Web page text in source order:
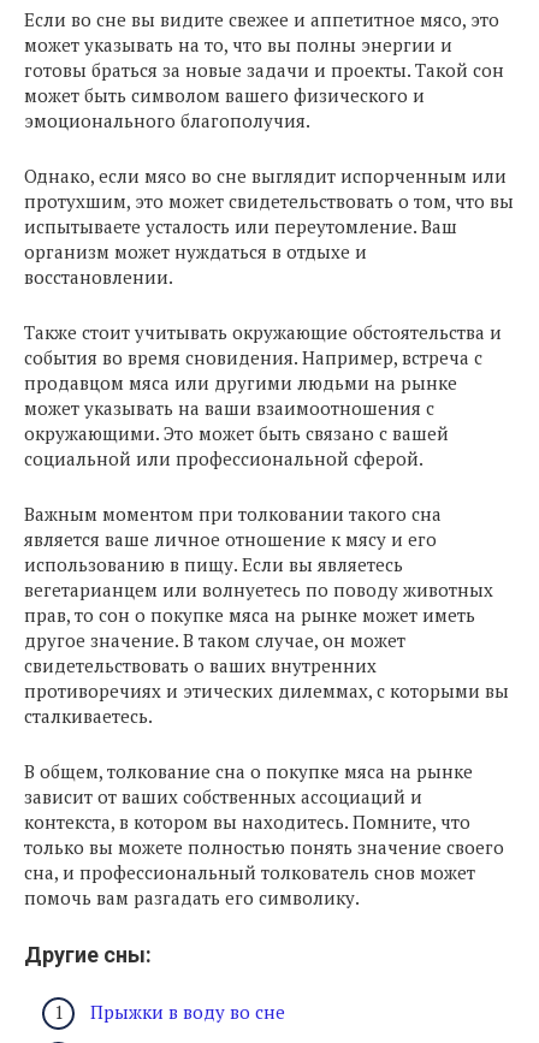
Если во сне вы видите свежее и аппетитное мясо, это
может указывать на то, что вы полны энергии и
готовы браться за новые задачи и проекты. Такой сон
может быть символом вашего физического и
эмоционального благополучия.
Однако, если мясо во сне выглядит испорченным или
протухшим, это может свидетельствовать о том, что вы
испытываете усталость или переутомление. Ваш
организм может нуждаться в отдыхе и
восстановлении.
Также стоит учитывать окружающие обстоятельства и
события во время сновидения. Например, встреча с
продавцом мяса или другими людьми на рынке
может указывать на ваши взаимоотношения с
окружающими. Это может быть связано с вашей
социальной или профессиональной сферой.
Важным моментом при толковании такого сна
является ваше личное отношение к мясу и его
использованию в пищу. Если вы являетесь
вегетарианцем или волнуетесь по поводу животных
прав, то сон о покупке мяса на рынке может иметь
другое значение. В таком случае, он может
свидетельствовать о ваших внутренних
противоречиях и этических дилеммах, с которыми вы
сталкиваетесь.
В общем, толкование сна о покупке мяса на рынке
зависит от ваших собственных ассоциаций и
контекста, в котором вы находитесь. Помните, что
только вы можете полностью понять значение своего
сна, и профессиональный толкователь снов может
помочь вам разгадать его символику.
Другие сны:
Прыжки в воду во сне